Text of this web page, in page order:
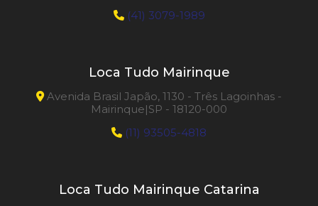
(41) 3079-1989
Loca Tudo Mairinque
Avenida Brasil Japão, 1130 - Três Lagoinhas -
Mairinque|SP - 18120-000
(11) 93505-4818
Loca Tudo Mairinque Catarina